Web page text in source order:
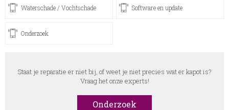
Waterschade / Vochtschade Software en update
Onderzoek
Staat je reparatie er niet bij, of weet je niet precies wat er kapot is?
Vraag het onze experts!
Onderzoek